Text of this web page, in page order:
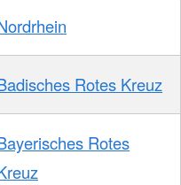
Rotes Kreuz
Rotes